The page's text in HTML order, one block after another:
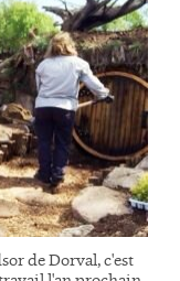
de Dorval, c'est